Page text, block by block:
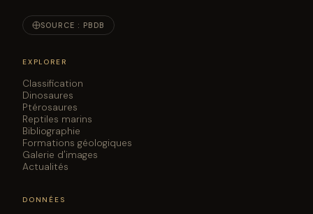
SOURCE : PBDB
EXPLORER
Classification
Dinosaures
Ptérosaures
Reptiles marins
Bibliographie
Formations géologiques
Galerie d'images
Actualités
DONNÉES